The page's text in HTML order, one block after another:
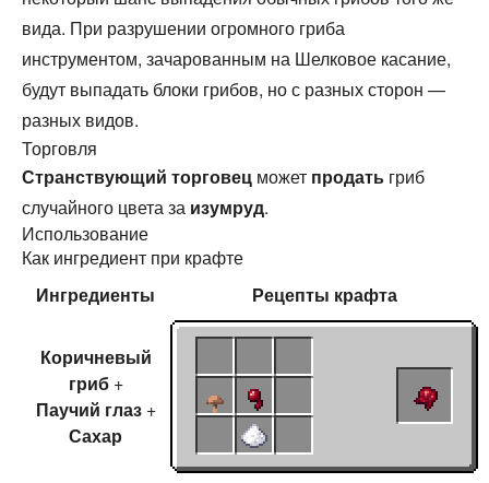
вида. При разрушении огромного гриба
инструментом, зачарованным на Шелковое касание,
будут выпадать блоки грибов, но с разных сторон —
разных видов.
Торговля
Странствующий торговец может продать гриб
случайного цвета за изумруд.
Использование
Как ингредиент при крафте
Ингредиенты
Рецепты крафта
Коричневый
гриб+
Паучий глаз+
Сахар